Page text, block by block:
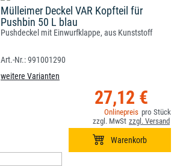
Mülleimer Deckel VAR Kopfteil für
Pushbin 50 L blau
Pushdeckel mit Einwurfklappe, aus Kunststoff
991001290
weitere Varianten
27,12 €